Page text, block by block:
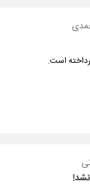
است.
نشد!